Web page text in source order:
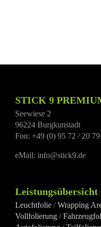
STICK 9
Seewiese 2
96224 Burgkunstadt
Fon: +49 (0) 95 72 / 20
eMail: info@stick9.de
Leistungsübersicht
Leuchtfolie /Wrapping
Vollfolierung /